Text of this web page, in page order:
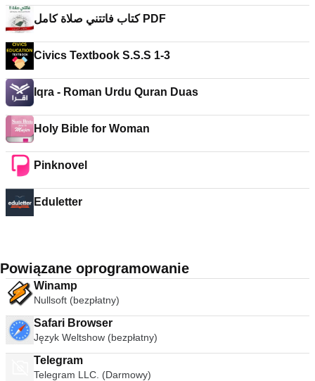
كتاب فاتتني صلاة كامل PDF
Civics Textbook S.S.S 1-3
Iqra - Roman Urdu Quran Duas
Holy Bible for Woman
Pinknovel
Eduletter
Powiązane oprogramowanie
Winamp
Nullsoft (bezpłatny)
Safari Browser
Język Weltshow (bezpłatny)
Telegram
Telegram LLC. (Darmowy)